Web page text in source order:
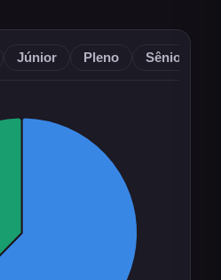
Júnior Pleno Sênior